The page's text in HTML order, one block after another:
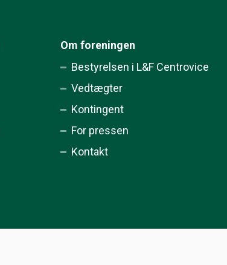
Om foreningen
Bestyrelsen i L&F Centrovice
Vedtægter
Kontingent
For pressen
Kontakt